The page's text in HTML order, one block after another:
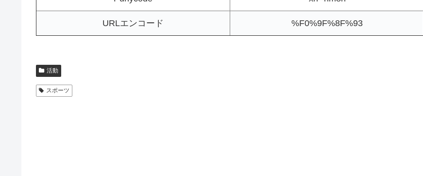
URLエンコード %F0%9F%8F%93
活動
スポーツ